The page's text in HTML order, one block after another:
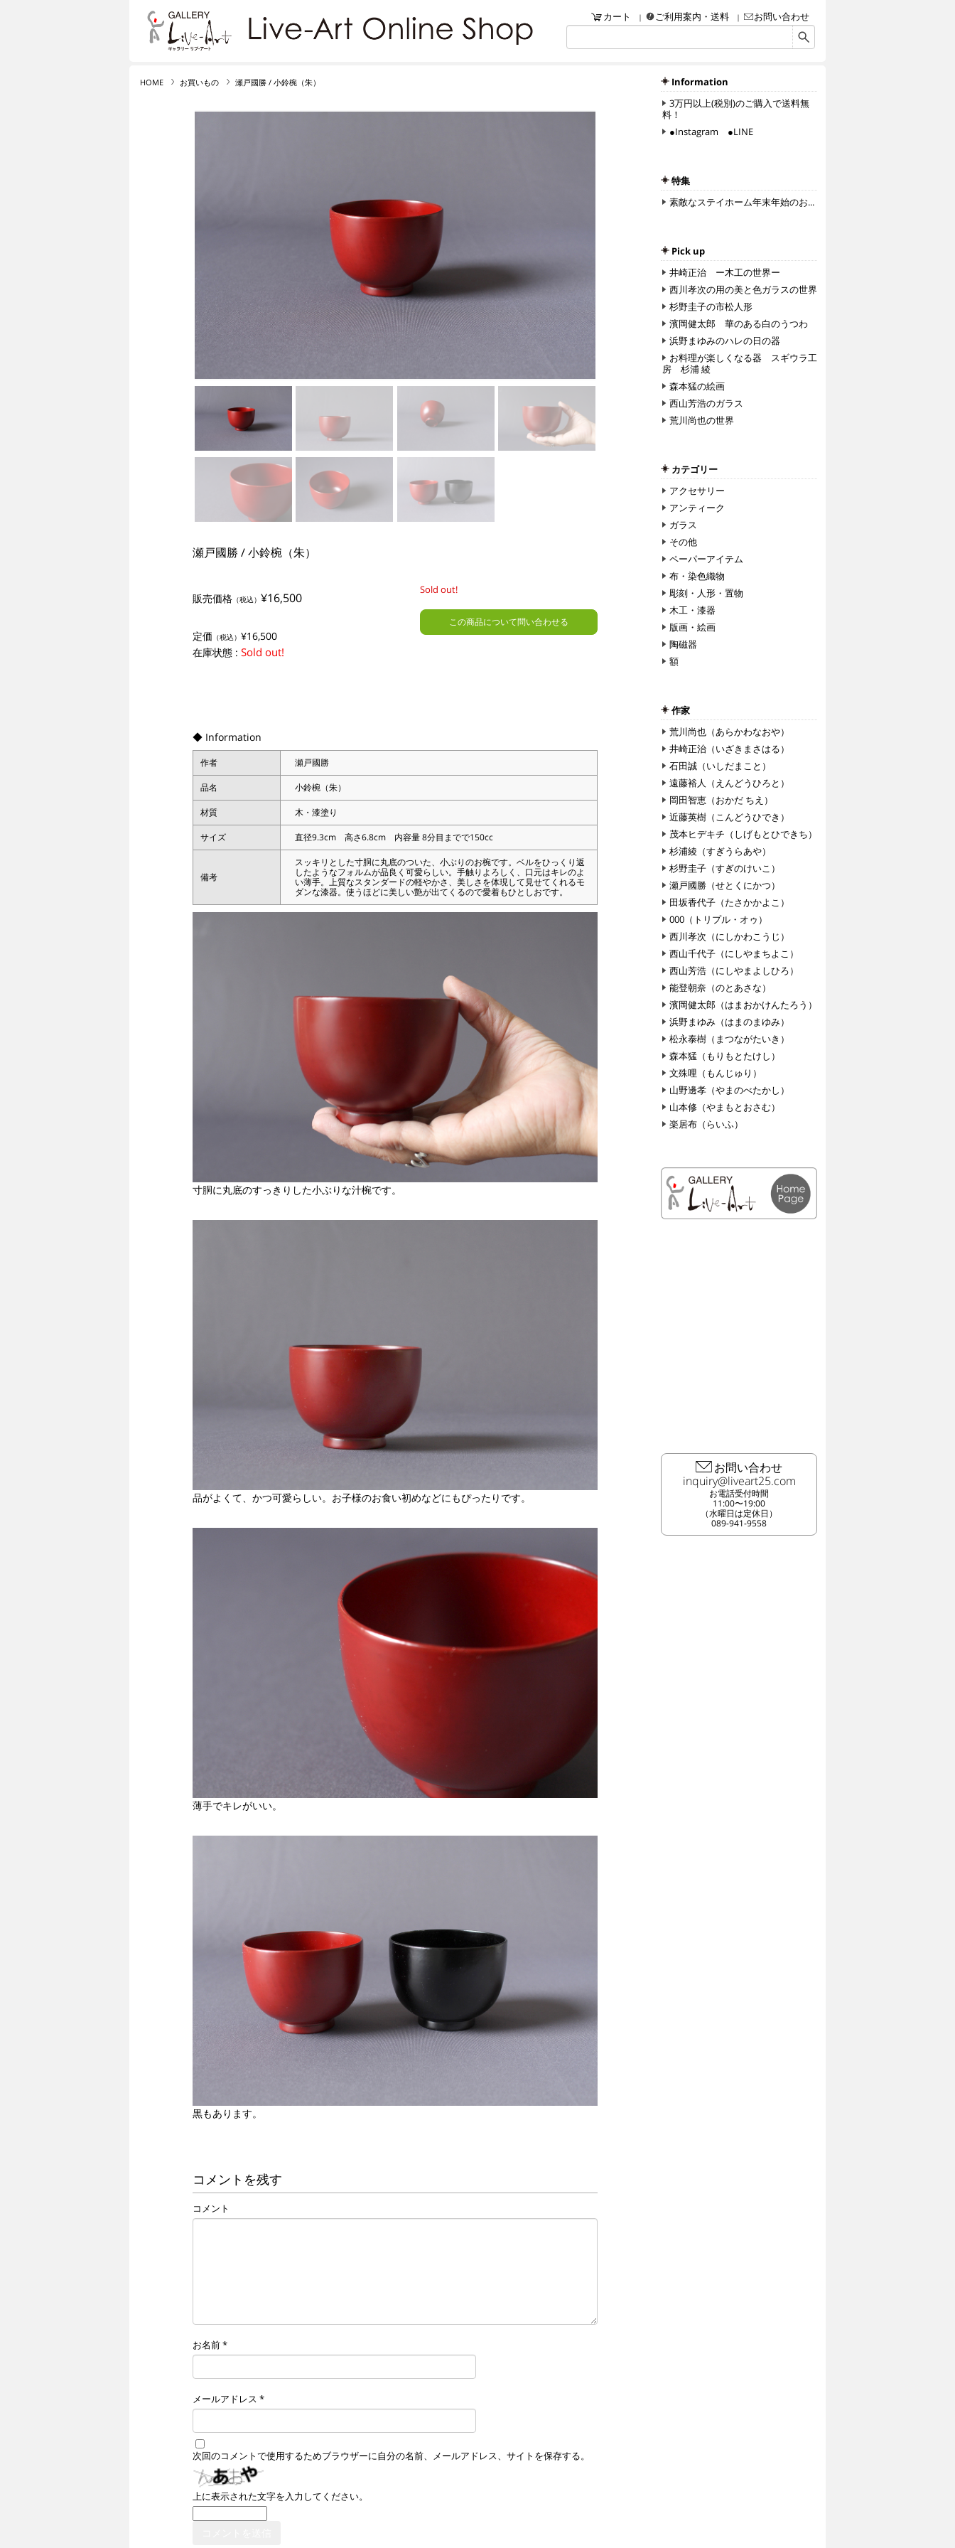
リブ・アート オンラインショップ
リブ・アートでは、絵画・版画・彫刻・工芸品（陶磁器、ガラス、彫金、人形、etc.）・額などなど、アート＆クラ
カート ご利用案内・送料 お問い合わせ
HOME お買いもの 瀬戸國勝 / 小鈴椀（朱）
瀬戸國勝 / 小鈴椀（朱）
販売価格 （税込） ¥16,500
定価 （税込） ¥16,500
在庫状態 : Sold out!
Sold out!
この商品について問い合わせる
◆ Information
作者 瀬戸國勝
品名 小鈴椀（朱）
材質 木・漆塗り
サイズ 直径9.3cm 高さ6.8cm 内容量 8分目までで150cc
備考
スッキリとした寸胴に丸底のついた、小ぶりのお椀です。ベルをひっくり返
したようなフォルムが品良く可愛らしい。手触りよろしく、口元はキレのよ
い薄手。上質なスタンダードの軽やかさ、美しさを体現して見せてくれるモ
ダンな漆器。使うほどに美しい艶が出てくるので愛着もひとしおです。
寸胴に丸底のすっきりした小ぶりな汁椀です。
品がよくて、かつ可愛らしい。お子様のお食い初めなどにもぴったりです。
薄手でキレがいい。
黒もあります。
コメントを残す
コメント
お名前*
メールアドレス *
次回のコメントで使用するためブラウザーに自分の名前、メールアドレス、サイトを保存する。
上に表示された文字を入力してください。
Information
3万円以上(税別)のご購入で送料無
料！
●Instagram ●LINE
特集
素敵なステイホーム年末年始のお...
Pick up
井崎正治 ー木工の世界ー
西川孝次の用の美と色ガラスの世界
杉野圭子の市松人形
濱岡健太郎 華のある白のうつわ
浜野まゆみのハレの日の器
お料理が楽しくなる器 スギウラ工
房 杉浦 綾
森本猛の絵画
西山芳浩のガラス
荒川尚也の世界
カテゴリー
アクセサリー
アンティーク
ガラス
その他
ペーパーアイテム
布・染色織物
彫刻・人形・置物
木工・漆器
版画・絵画
陶磁器
額
作家
荒川尚也（あらかわなおや）
井崎正治（いざきまさはる）
石田誠（いしだまこと）
遠藤裕人（えんどうひろと）
岡田智恵（おかだ ちえ）
近藤英樹（こんどうひでき）
茂本ヒデキチ（しげもとひできち）
杉浦綾（すぎうらあや）
杉野圭子（すぎのけいこ）
瀬戸國勝（せとくにかつ）
田坂香代子（たさかかよこ）
000（トリプル・オゥ）
西川孝次（にしかわこうじ）
西山千代子（にしやまちよこ）
西山芳浩（にしやまよしひろ）
能登朝奈（のとあさな）
濱岡健太郎（はまおかけんたろう）
浜野まゆみ（はまのまゆみ）
松永泰樹（まつながたいき）
森本猛（もりもとたけし）
文殊哩（もんじゅり）
山野邊孝（やまのべたかし）
山本修（やまもとおさむ）
楽居布（らいふ）
お問い合わせ
お電話受付時間
11:00〜19:00
（水曜日は定休日）
089-941-9558